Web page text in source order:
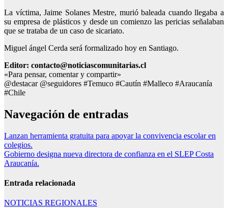
La víctima, Jaime Solanes Mestre, murió baleada cuando llegaba a
su empresa de plásticos y desde un comienzo las pericias señalaban
que se trataba de un caso de sicariato.
Miguel ángel Cerda será formalizado hoy en Santiago.
Editor: contacto@noticiascomunitarias.cl
«Para pensar, comentar y compartir»
@destacar @seguidores #Temuco #Cautín #Malleco #Araucanía
#Chile
Navegación de entradas
Lanzan herramienta gratuita para apoyar la convivencia escolar en
colegios.
Gobierno designa nueva directora de confianza en el SLEP Costa
Araucanía.
Entrada relacionada
NOTICIAS REGIONALES